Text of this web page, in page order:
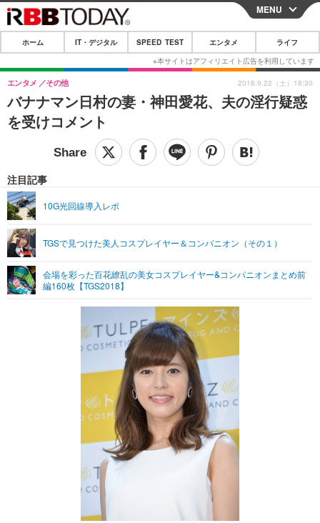
CLOSE
ホーム
IT・デジタル
IT・デジタルTOP スマートフォン
ショッピング その他
SPEED TEST
エンタメTOP 映画・ドラマ
グラビア ブログ
ショッピング その他
ライフTOP
リリース一覧
プッシュ通知の停止方法
MENU
ホーム IT・デジタル SPEED TEST エンタメ ライフ
バナナマン日村の妻・神田愛花、夫の淫行疑惑
を受けコメント
エンタメ その他
注目記事
10G光回線導入レポ
TGSで見つけた美人コスプレイヤー＆コンパニオン（その１）
会場を彩った百花繚乱の美女コスプレイヤー&コンパニオンまとめ前
編160枚【TGS2018】
2018.9.22（土）18:30